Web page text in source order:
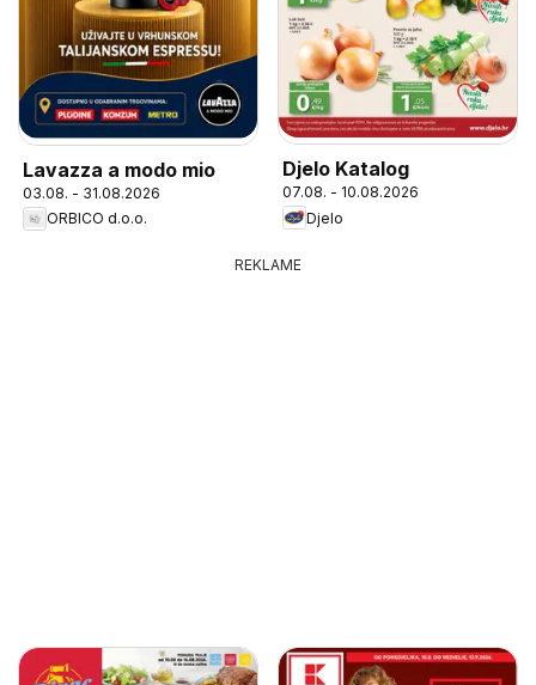
Lavazza a modo mio
03.08. - 31.08.2026
ORBICO d.o.o.
Djelo Katalog
07.08. - 10.08.2026
Djelo
REKLAME